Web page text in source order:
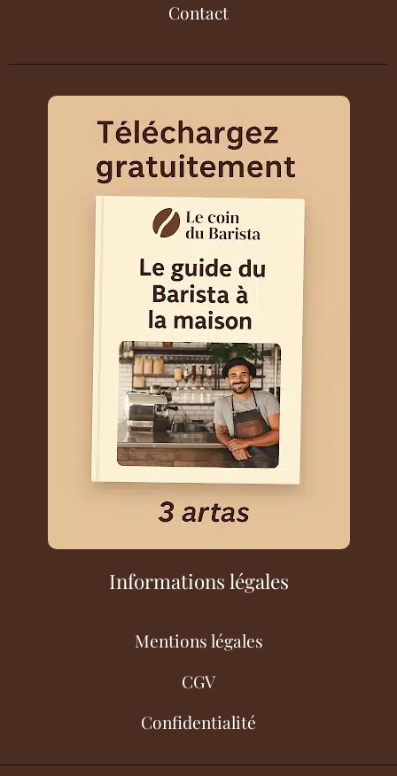
Contact
Informations légales
Mentions légales
CGV
Confidentialité